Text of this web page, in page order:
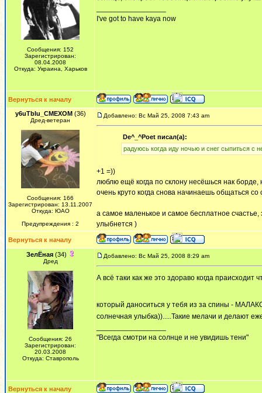
Сообщения: 152
Зарегистрирован:
08.04.2008
Откуда: Украина, Харьков
I've got to have kaya now
Вернуться к началу
y6uTbIu_CMEXOM(36)
Дред-ветеран
Сообщения: 166
Зарегистрирован: 13.11.2007
Откуда: ЮАО
Предупреждения : 2
Добавлено: Вс Май 25, 2008 7:43 am
De^_^Poet писал(а):
радуюсь когда иду ночью и снег сыпиться с
+1 =))
люблю ещё когда по склону несёшься нак борде,
очень круто когда снова начинаешь общаться
а самое маленькое и самое бесплатное
улыбнется )
Вернуться к началу
ЗелЁная(34)
Дред
Сообщения: 26
Зарегистрирован:
20.03.2008
Откуда: Ставрополь
Добавлено: Вс Май 25, 2008 8:29 am
А всё таки как же это здораво когда
который даноситься у тебя из за спины -
солнечная улыбка)).....Такие мелачи и делают
"Всегда смотри на солнце и не увидишь тени"
Вернуться к началу